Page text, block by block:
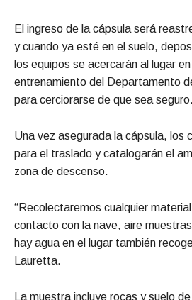
El ingreso de la cápsula será
y cuando ya esté en el suelo,
los equipos se acercarán al lugar
entrenamiento del Departamento
para cerciorarse de que sea seguro.
Una vez asegurada la cápsula, los
para el traslado y catalogarán el
zona de descenso.
“Recolectaremos cualquier
contacto con la nave, aire
hay agua en el lugar también
Lauretta.
La muestra incluye rocas y suelo